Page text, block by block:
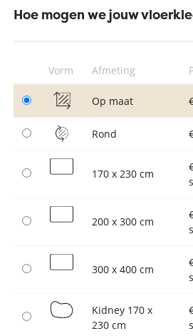
Hoe mogen we jouw
Vorm Afmeting
Op maat
Rond
170 x 230 cm
200 x 300 cm
300 x 400 cm
Kidney 170 x
230 cm